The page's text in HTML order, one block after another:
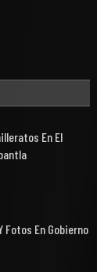
En El
En Gobierno